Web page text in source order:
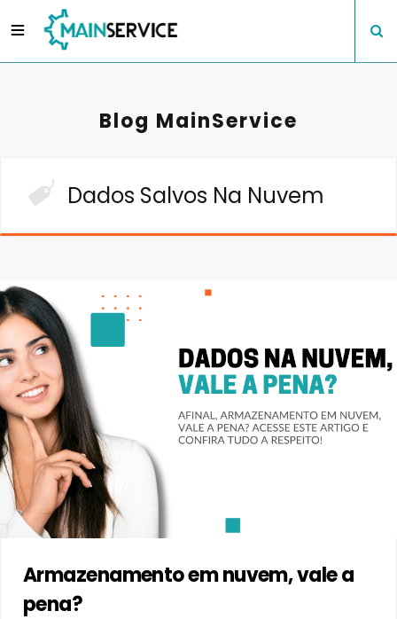
Blog MainService
Dados Salvos Na Nuvem
Armazenamento em nuvem, vale a
pena?